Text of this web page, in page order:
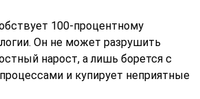
100-процентному
Он не может разрушить
нарост, а лишь борется с
и купирует неприятные